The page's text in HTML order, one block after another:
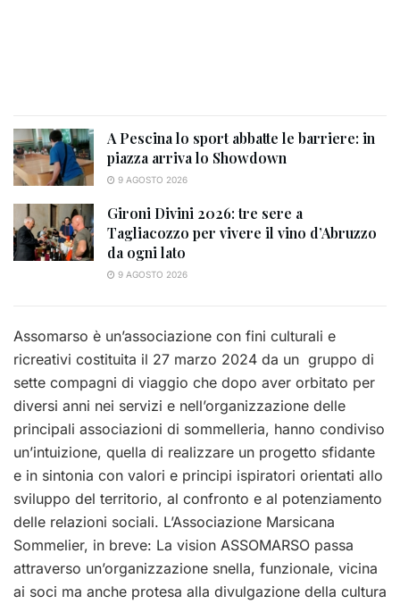
A Pescina lo sport abbatte le barriere: in
piazza arriva lo Showdown
9 AGOSTO 2026
Gironi Divini 2026: tre sere a
Tagliacozzo per vivere il vino d’Abruzzo
da ogni lato
9 AGOSTO 2026
Assomarso è un’associazione con fini culturali e
ricreativi costituita il 27 marzo 2024 da un gruppo di
sette compagni di viaggio che dopo aver orbitato per
diversi anni nei servizi e nell’organizzazione delle
principali associazioni di sommelleria, hanno condiviso
un’intuizione, quella di realizzare un progetto sfidante
e in sintonia con valori e principi ispiratori orientati allo
sviluppo del territorio, al confronto e al potenziamento
delle relazioni sociali. L’Associazione Marsicana
Sommelier, in breve: La vision ASSOMARSO passa
attraverso un’organizzazione snella, funzionale, vicina
ai soci ma anche protesa alla divulgazione della cultura